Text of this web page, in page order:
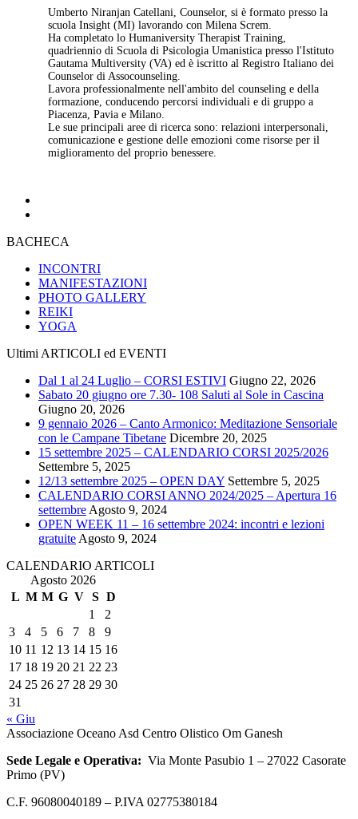
Umberto Niranjan Catellani, Counselor, si è formato presso la
scuola Insight (MI) lavorando con Milena Screm.
Ha completato lo Humaniversity Therapist Training,
quadriennio di Scuola di Psicologia Umanistica presso l'Istituto
Gautama Multiversity (VA) ed è iscritto al Registro Italiano dei
Counselor di Assocounseling.
Lavora professionalmente nell'ambito del counseling e della
formazione, conducendo percorsi individuali e di gruppo a
Piacenza, Pavia e Milano.
Le sue principali aree di ricerca sono: relazioni interpersonali,
comunicazione e gestione delle emozioni come risorse per il
miglioramento del proprio benessere.
BACHECA
INCONTRI
MANIFESTAZIONI
PHOTO GALLERY
REIKI
YOGA
Ultimi ARTICOLI ed EVENTI
Dal 1 al 24 Luglio – CORSI ESTIVI Giugno 22, 2026
Sabato 20 giugno ore 7.30- 108 Saluti al Sole in Cascina
Giugno 20, 2026
9 gennaio 2026 – Canto Armonico: Meditazione Sensoriale
con le Campane Tibetane Dicembre 20, 2025
15 settembre 2025 – CALENDARIO CORSI 2025/2026
Settembre 5, 2025
12/13 settembre 2025 – OPEN DAY Settembre 5, 2025
CALENDARIO CORSI ANNO 2024/2025 – Apertura 16
settembre Agosto 9, 2024
OPEN WEEK 11 – 16 settembre 2024: incontri e lezioni
gratuite Agosto 9, 2024
CALENDARIO ARTICOLI
Agosto 2026
L M M G V S D
1
2
3
4 5 6 7 8
9
10 11 12 13 14 15 16
17 18 19 20 21 22 23
24 25 26 27 28 29 30
31
« Giu
Associazione Oceano Asd Centro Olistico Om Ganesh
Sede Legale e Operativa: Via Monte Pasubio 1 – 27022 Casorate
Primo (PV)
C.F. 96080040189 – P.IVA 02775380184